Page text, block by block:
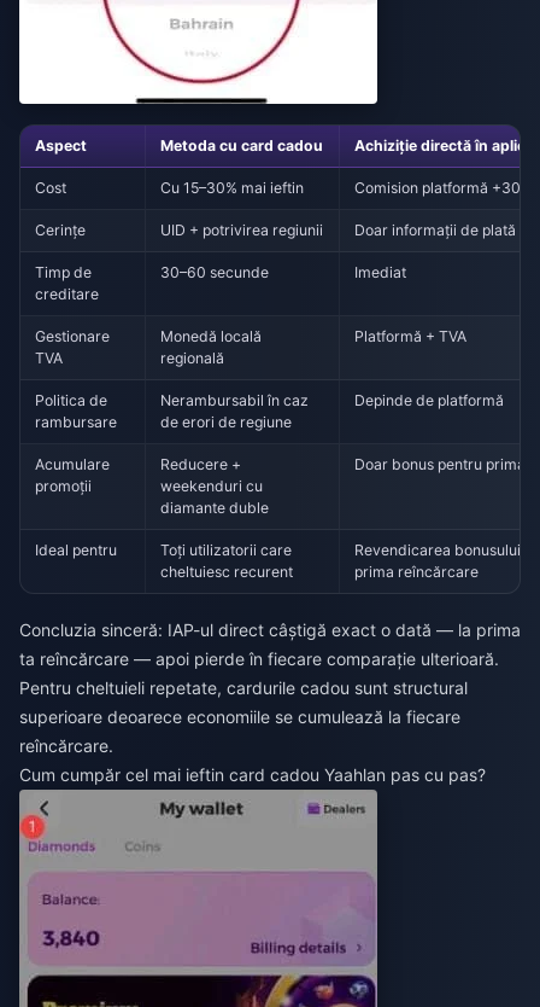
Aspect Metoda cu card cadou Achiziție directă în
Cost Cu 15–30% mai ieftin Comision platformă +30%
Cerințe UID + potrivirea regiunii Doar informații de plată
Timp de
creditare
30–60 secunde Imediat
Gestionare
TVA
Monedă locală
regională
Platformă + TVA
Politica de
rambursare
Nerambursabil în caz
de erori de regiune
Depinde de platformă
Acumulare
promoții
Reducere +
weekenduri cu
diamante duble
Doar bonus pentru prima
Ideal pentru
Toți utilizatorii care
cheltuiesc recurent
Revendicarea bonusului
prima reîncărcare
Concluzia sinceră: IAP-ul direct câștigă exact o dată — la prima
ta reîncărcare — apoi pierde în fiecare comparație ulterioară.
Pentru cheltuieli repetate, cardurile cadou sunt structural
superioare deoarece economiile se cumulează la fiecare
reîncărcare.
Cum cumpăr cel mai ieftin card cadou Yaahlan pas cu pas?